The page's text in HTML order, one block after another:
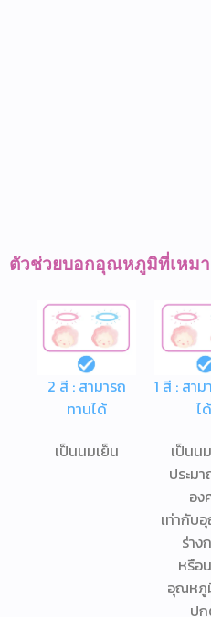
ตัวช่วยบอกอุณหภูมิที่เหม
2 สี : สามารถ
ทานได้
เป็นนมเย็น
1 สี : สา
ได้
เป็นน
ประม
อง
เท่ากับ
ร่าง
หรือ
อุณหภู
ป